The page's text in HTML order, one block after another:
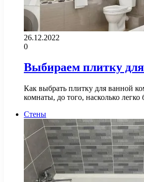
26.12.2022
0
Выбираем плитку
Как выбрать плитку для ванной
комнаты, до того, насколько
Стены